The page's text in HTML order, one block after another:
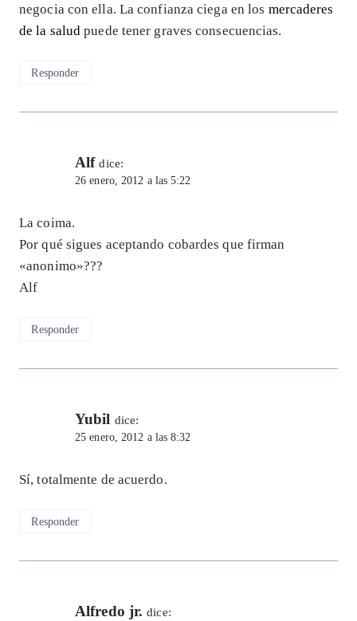
negocia con ella. La confianza ciega en los mercaderes
de la salud puede tener graves consecuencias.
Responder
Alf dice:
26 enero, 2012 a las 5:22
La coima.
Por qué sigues aceptando cobardes que firman
«anonimo»???
Alf
Responder
Yubil dice:
25 enero, 2012 a las 8:32
Sí, totalmente de acuerdo.
Responder
Alfredo jr. dice: